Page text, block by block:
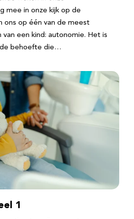
mee in onze kijk op de
ons op één van de meest
een kind: autonomie. Het is
behoefte die…
1